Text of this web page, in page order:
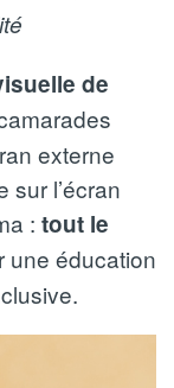
de
externe
sur l’écran
: tout le
une éducation